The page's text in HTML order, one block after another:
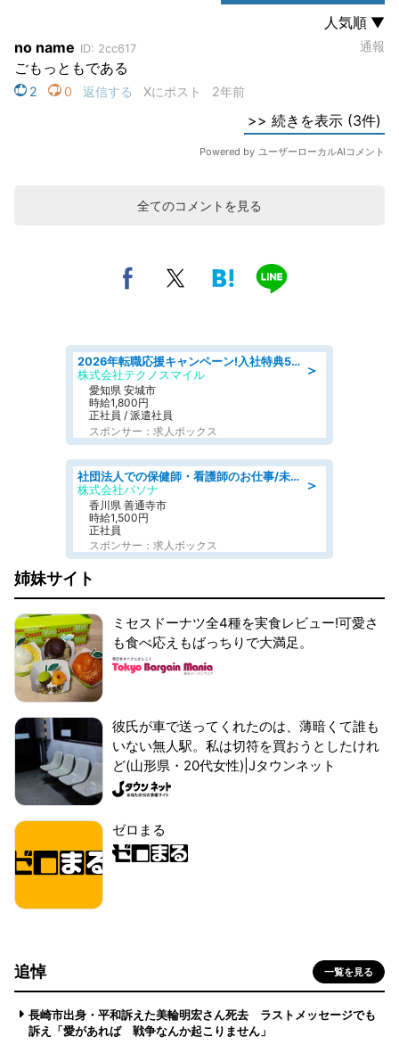
全てのコメントを見る
＞
2026年転職応援キャンペーン!入社特典58万円/デンソーで働こう!自動車工場で小型部品の検査業務 denso aichi
株式会社テクノスマイル
愛知県 安城市
時給1,800円
正社員 / 派遣社員
スポンサー：求人ボックス
＞
社団法人での保健師・看護師のお仕事/未経験OK/要資格:普通免許、保健師、正看護師
株式会社パソナ
香川県 善通寺市
時給1,500円
正社員
スポンサー：求人ボックス
姉妹サイト
ミセスドーナツ全4種を実食レビュー!可愛さ
も食べ応えもばっちりで大満足。
彼氏が車で送ってくれたのは、薄暗くて誰も
いない無人駅。私は切符を買おうとしたけれ
ど(山形県・20代女性)|Jタウンネット
ゼロまる
追悼 一覧を見る
長崎市出身・平和訴えた美輪明宏さん死去 ラストメッセージでも
訴え「愛があれば 戦争なんか起こりません」